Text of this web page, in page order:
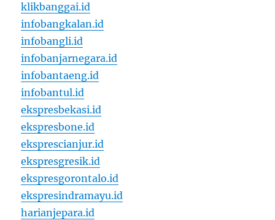
klikbanggai.id
infobangkalan.id
infobangli.id
infobanjarnegara.id
infobantaeng.id
infobantul.id
ekspresbekasi.id
ekspresbone.id
eksprescianjur.id
ekspresgresik.id
ekspresgorontalo.id
ekspresindramayu.id
harianjepara.id